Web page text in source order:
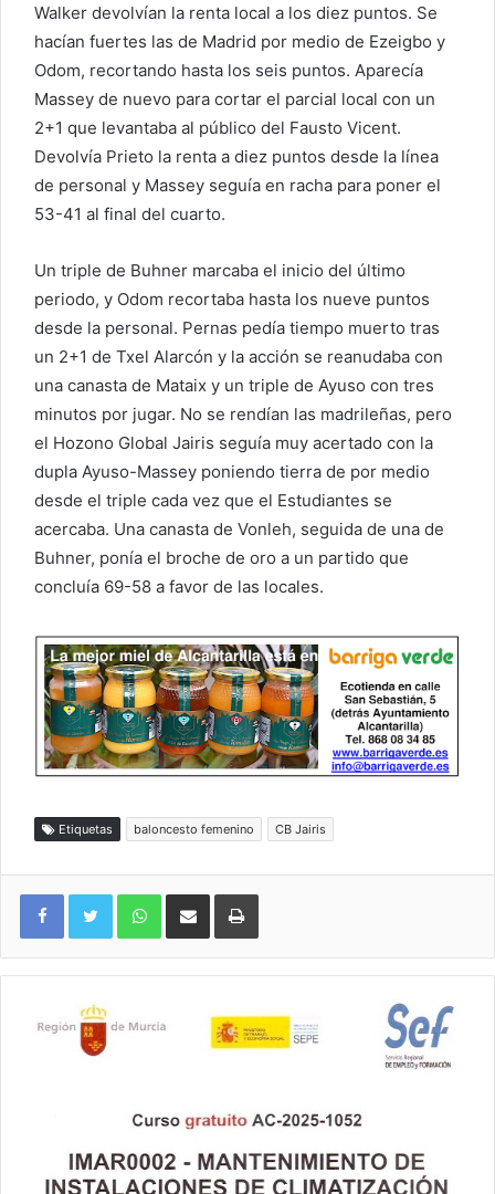
Walker devolvían la renta local a los diez puntos. Se
hacían fuertes las de Madrid por medio de Ezeigbo y
Odom, recortando hasta los seis puntos. Aparecía
Massey de nuevo para cortar el parcial local con un
2+1 que levantaba al público del Fausto Vicent.
Devolvía Prieto la renta a diez puntos desde la línea
de personal y Massey seguía en racha para poner el
53-41 al final del cuarto.
Un triple de Buhner marcaba el inicio del último
periodo, y Odom recortaba hasta los nueve puntos
desde la personal. Pernas pedía tiempo muerto tras
un 2+1 de Txel Alarcón y la acción se reanudaba con
una canasta de Mataix y un triple de Ayuso con tres
minutos por jugar. No se rendían las madrileñas, pero
el Hozono Global Jairis seguía muy acertado con la
dupla Ayuso-Massey poniendo tierra de por medio
desde el triple cada vez que el Estudiantes se
acercaba. Una canasta de Vonleh, seguida de una de
Buhner, ponía el broche de oro a un partido que
concluía 69-58 a favor de las locales.
Etiquetas baloncesto femenino CB Jairis
WhatsAppCompartir por correo electrónicoImprimir